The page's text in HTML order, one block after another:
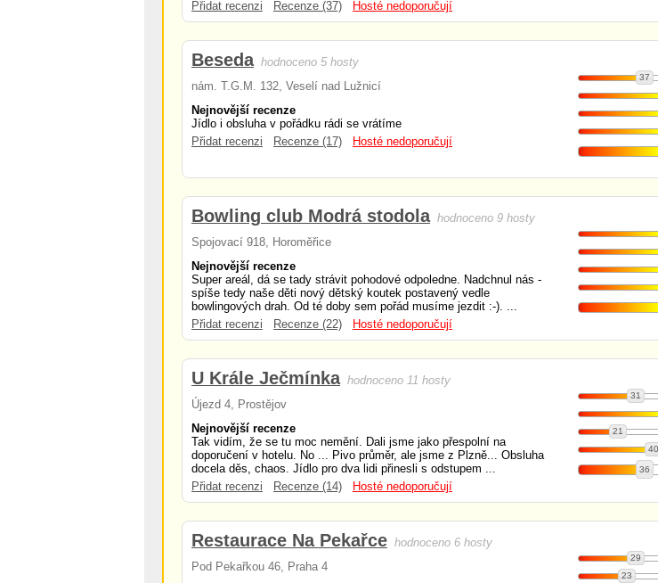
Přidat recenzi
Recenze (37) Hosté nedoporučují
Beseda hodnoceno 5 hosty
nám. T.G.M. 132, Veselí nad Lužnicí
Nejnovější recenze
Jídlo i obsluha v pořádku rádi se vrátíme
Přidat recenzi
Recenze (17) Hosté nedoporučují
37
Bowling club Modrá stodola hodnoceno 9 hosty
Spojovací 918, Horoměřice
Nejnovější recenze
Super areál, dá se tady strávit pohodové odpoledne. Nadchnul nás -
spíše tedy naše děti nový dětský koutek postavený vedle
bowlingových drah. Od té doby sem pořád musíme jezdit :-). ...
Přidat recenzi
Recenze (22) Hosté nedoporučují
U Krále Ječmínka hodnoceno 11 hosty
Újezd 4, Prostějov
Nejnovější recenze
Tak vidím, že se tu moc nemění. Dali jsme jako přespolní na
doporučení v hotelu. No ... Pivo průměr, ale jsme z Plzně... Obsluha
docela děs, chaos. Jídlo pro dva lidi přinesli s odstupem ...
Přidat recenzi
Recenze (14) Hosté nedoporučují
31
21
40
36
Restaurace Na Pekařce hodnoceno 6 hosty
Pod Pekařkou 46, Praha 4
29
23